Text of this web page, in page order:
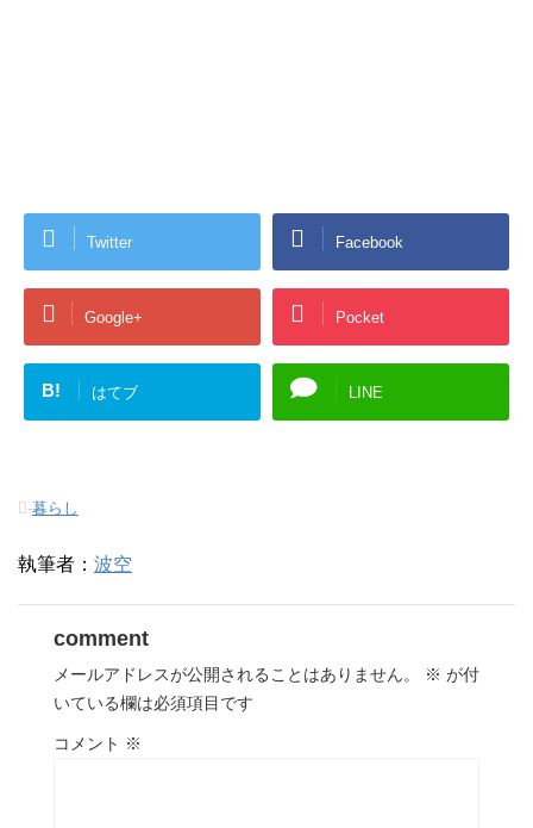
Twitter Facebook
Google+ Pocket
B! はてブ LINE
-暮らし
執筆者： 波空
comment
メールアドレスが公開されることはありません。 ※ が付
いている欄は必須項目です
コメント ※